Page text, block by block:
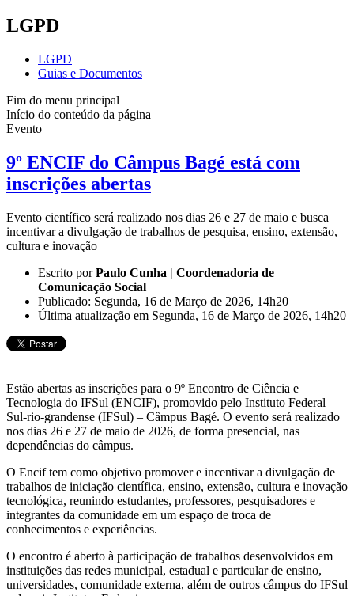
LGPD
LGPD
Guias e Documentos
Fim do menu principal
Início do conteúdo da página
Evento
9º ENCIF do Câmpus Bagé está com
inscrições abertas
Evento científico será realizado nos dias 26 e 27 de maio e busca
incentivar a divulgação de trabalhos de pesquisa, ensino, extensão,
cultura e inovação
Escrito porPaulo Cunha | Coordenadoria de
Comunicação Social
Publicado: Segunda, 16 de Março de 2026, 14h20
Última atualização em Segunda, 16 de Março de 2026, 14h20
Estão abertas as inscrições para o 9º Encontro de Ciência e
Tecnologia do IFSul (ENCIF), promovido pelo Instituto Federal
Sul-rio-grandense (IFSul) – Câmpus Bagé. O evento será realizado
nos dias 26 e 27 de maio de 2026, de forma presencial, nas
dependências do câmpus.
O Encif tem como objetivo promover e incentivar a divulgação de
trabalhos de iniciação científica, ensino, extensão, cultura e inovação
tecnológica, reunindo estudantes, professores, pesquisadores e
integrantes da comunidade em um espaço de troca de
conhecimentos e experiências.
O encontro é aberto à participação de trabalhos desenvolvidos em
instituições das redes municipal, estadual e particular de ensino,
universidades, comunidade externa, além de outros câmpus do IFSul